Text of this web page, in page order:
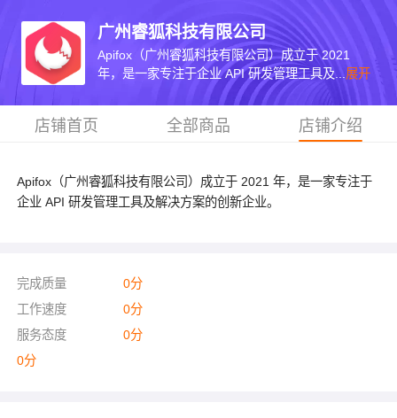
广州睿狐科技有限公司
Apifox（广州睿狐科技有限公司）成立于 2021
年，是一家专注于企业 API 研发管理工具及... 展开
店铺首页 全部商品 店铺介绍
Apifox（广州睿狐科技有限公司）成立于 2021 年，是一家专注于
企业 API 研发管理工具及解决方案的创新企业。
完成质量 0分
工作速度
0分
服务态度
0分
0分